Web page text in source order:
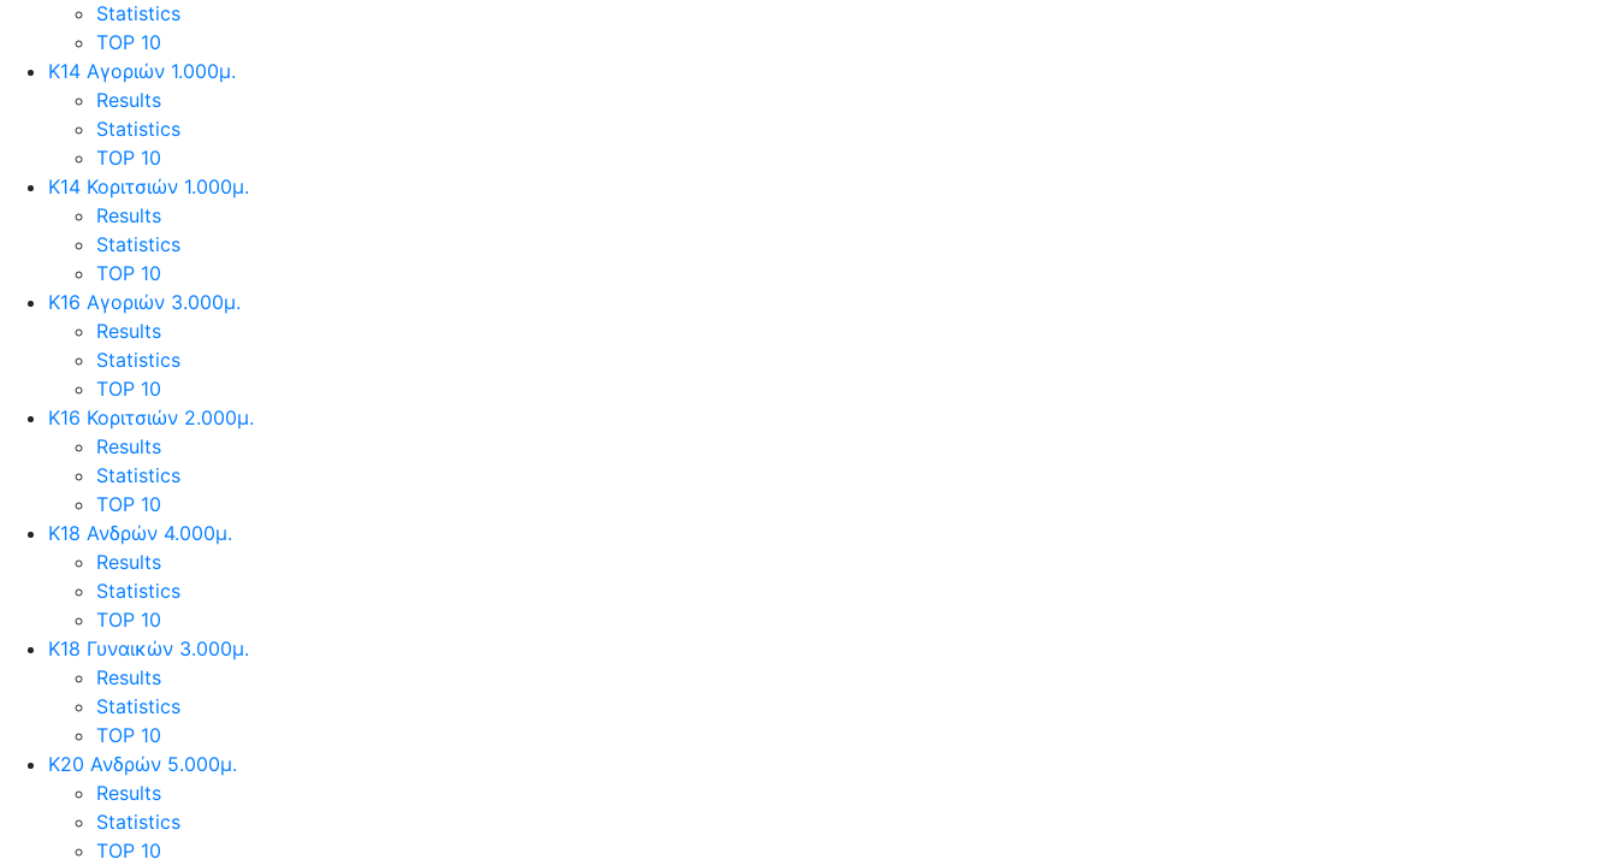
Statistics
TOP 10
Κ14 Αγοριών 1.000μ.
Results
Statistics
TOP 10
Κ14 Κοριτσιών 1.000μ.
Results
Statistics
TOP 10
Κ16 Αγοριών 3.000μ.
Results
Statistics
TOP 10
Κ16 Κοριτσιών 2.000μ.
Results
Statistics
TOP 10
Κ18 Ανδρών 4.000μ.
Results
Statistics
TOP 10
Κ18 Γυναικών 3.000μ.
Results
Statistics
TOP 10
Κ20 Ανδρών 5.000μ.
Results
Statistics
TOP 10